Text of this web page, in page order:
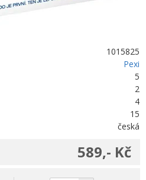
1015825
Pexi
5
2
4
15
česká
589,- Kč